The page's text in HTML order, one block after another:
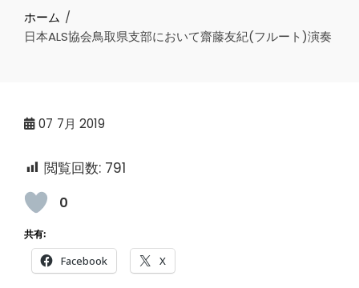
ホーム
日本ALS協会鳥取県支部において齋藤友紀(フルート)演奏
07 7月 2019
閲覧回数: 791
0
共有:
Facebook X